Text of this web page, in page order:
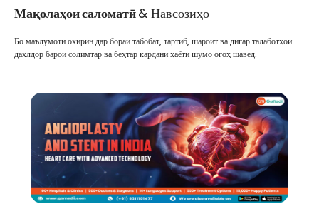
Мақолаҳои саломатӣ& Навсозиҳо
Бо маълумоти охирин дар бораи табобат, тартиб, шароит ва дигар талаботҳои
дахлдор барои солимтар ва беҳтар кардани ҳаёти шумо огоҳ шавед.